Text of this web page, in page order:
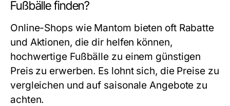
Fußbälle finden?
Online-Shops wie Mantom bieten oft Rabatte
und Aktionen, die dir helfen können,
hochwertige Fußbälle zu einem günstigen
Preis zu erwerben. Es lohnt sich, die Preise zu
vergleichen und auf saisonale Angebote zu
achten.